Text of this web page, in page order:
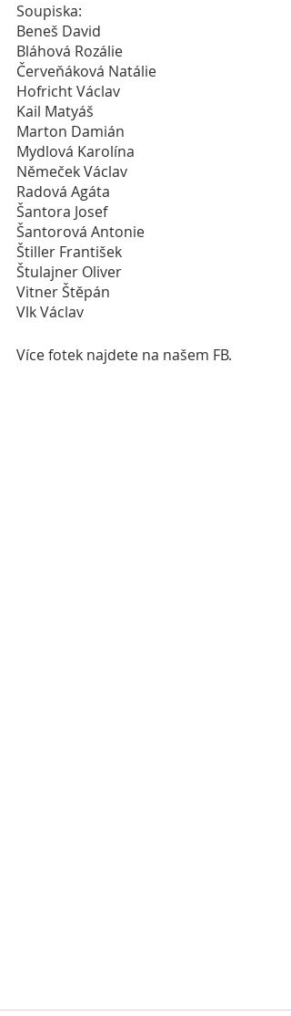
Soupiska:
Beneš David
Bláhová Rozálie
Červeňáková Natálie
Hofricht Václav
Kail Matyáš
Marton Damián
Mydlová Karolína
Němeček Václav
Radová Agáta
Šantora Josef
Šantorová Antonie
Štiller František
Štulajner Oliver
Vitner Štěpán
Vlk Václav
Více fotek najdete na našem FB.